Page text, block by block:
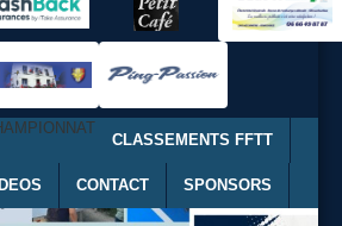
CLASSEMENTS FFTT
CONTACT SPONSORS